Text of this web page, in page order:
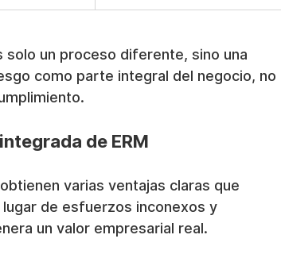
un proceso diferente, sino una
como parte integral del negocio, no
de ERM
varias ventajas claras que
de esfuerzos inconexos y
un valor empresarial real.